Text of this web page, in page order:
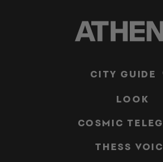
CITY GUIDE
LOOK
COSMIC
THESS